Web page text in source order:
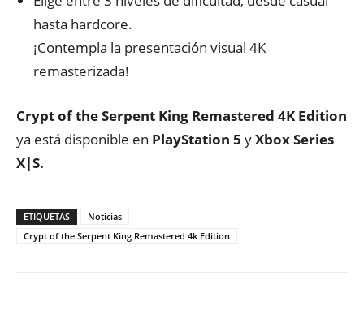
hasta hardcore.
¡Contempla la presentación visual 4K
remasterizada!
Crypt of the Serpent King Remastered 4K Edition
ya está disponible en PlayStation 5 yXbox Series
X|S.
ETIQUETAS
Noticias
Crypt of the Serpent King Remastered 4k Edition